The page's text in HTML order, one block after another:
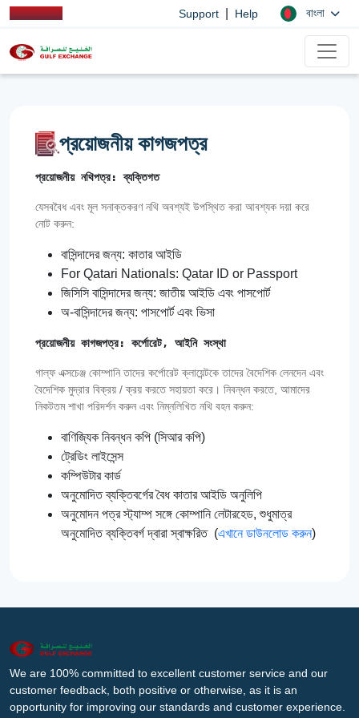
Support Help বাংলা
প্রয়োজনীয় কাগজপত্র
প্রয়োজনীয় নথিপত্র: ব্যক্তিগত
যেসববৈধ এবং মূল সনাক্তকরণ নথি অবশ্যই উপস্থিত করা আবশ্যক দয়া করে
নোট করুন:
বাসিন্দাদের জন্য: কাতার আইডি
For Qatari Nationals: Qatar ID or Passport
জিসিসি বাসিন্দাদের জন্য: জাতীয় আইডি এবং পাসপোর্ট
অ-বাসিন্দাদের জন্য: পাসপোর্ট এবং ভিসা
প্রয়োজনীয় কাগজপত্র: কর্পোরেট, আইনি সংস্থা
গাল্‌ফ এক্সচেঞ্জ কোম্পানি তাদের কর্পোরেট ক্লায়েন্টকে তাদের বৈদেশিক লেনদেন এবং
বৈদেশিক মুদ্রার বিক্রয় / ক্রয় করতে সহায়তা করে। নিবন্ধন করতে, আমাদের
নিকটতম শাখা পরিদর্শন করুন এবং নিম্নলিখিত নথি বহন করুন:
বাণিজ্যিক নিবন্ধন কপি (সিআর কপি)
ট্রেডিং লাইসেন্স
কম্পিউটার কার্ড
অনুমোদিত ব্যক্তিবর্গের বৈধ কাতার আইডি অনুলিপি
অনুমোদন পত্র স্ট্যাম্প সঙ্গে কোম্পানি লেটারহেড, শুধুমাত্র
অনুমোদিত ব্যক্তিবর্গ দ্বারা স্বাক্ষরিত (এখানে ডাউনলোড করুন)
We are 100% committed to excellent customer service and our
customer feedback, both positive or otherwise, as it is an
opportunity for improving our standards and customer experience.